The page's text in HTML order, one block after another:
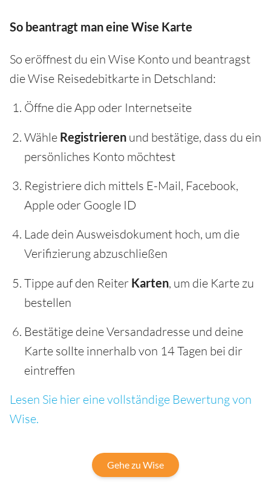
So beantragt man eine Wise Karte
So eröffnest du ein Wise Konto und beantragst
die Wise Reisedebitkarte in Detschland:
Öffne die App oder Internetseite
Wähle Registrieren und bestätige, dass du ein
persönliches Konto möchtest
Registriere dich mittels E-Mail, Facebook,
Apple oder Google ID
Lade dein Ausweisdokument hoch, um die
Verifizierung abzuschließen
Tippe auf den Reiter Karten, um die Karte zu
bestellen
Bestätige deine Versandadresse und deine
Karte sollte innerhalb von 14 Tagen bei dir
eintreffen
Lesen Sie hier eine vollständige Bewertung von
Wise.
Gehe zu Wise